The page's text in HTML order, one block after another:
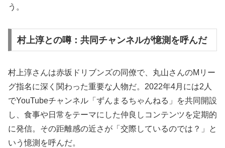
う。
村上淳との噂：共同チャンネルが憶測を呼んだ
村上淳さんは赤坂ドリブンズの同僚で、丸山さんのMリー
グ指名に深く関わった重要な人物だ。2022年4月には2人
でYouTubeチャンネル「ずんまるちゃんねる」を共同開設
し、食事や日常をテーマにした仲良しコンテンツを定期的
に発信。その距離感の近さが「交際しているのでは？」と
いう憶測を呼んだ。